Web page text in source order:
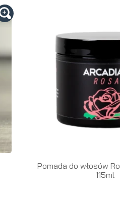
Pomada do włosów
115ml